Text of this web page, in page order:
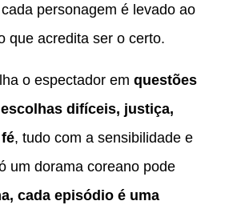
personagem é levado ao
que acredita ser o certo.
o espectador em questões
difíceis, justiça,
, tudo com a sensibilidade e
um dorama coreano pode
cada episódio é uma